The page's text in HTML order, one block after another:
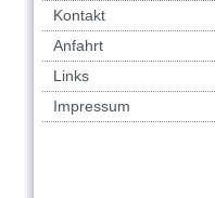
Kontakt
Anfahrt
Links
Impressum